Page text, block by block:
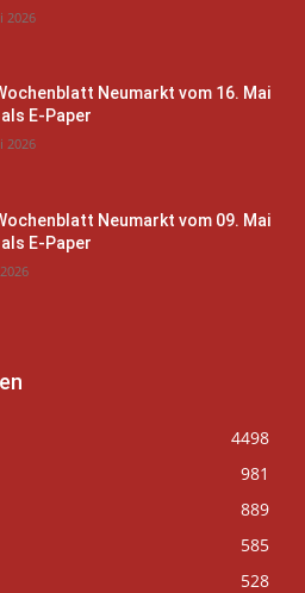
2026
Neumarkt vom 16. Mai
E-Paper
2026
Neumarkt vom 09. Mai
E-Paper
4498
981
889
585
528